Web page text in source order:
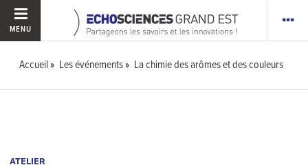
MENU
Accueil Les événements La chimie des arômes et des couleurs
ATELIER